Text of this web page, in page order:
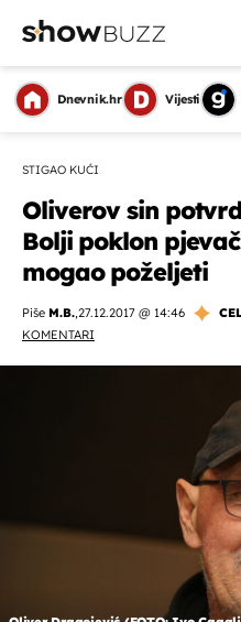
Dnevnik.hr Vijesti
STIGAO KUĆI
Oliverov sin
Bolji poklon
mogao poželjeti
Piše M.B.,27.12.2017 @ 14:46
KOMENTARI